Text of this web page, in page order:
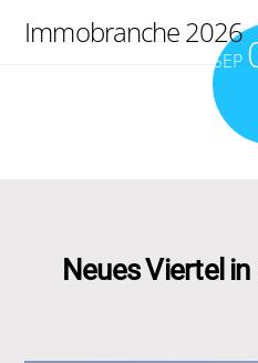
Immobranche 2026
SEP
Neues Viertel